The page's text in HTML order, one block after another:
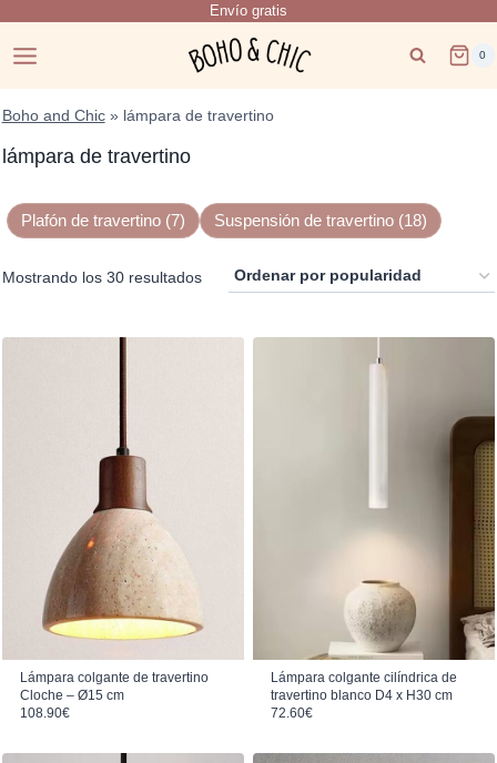
contenido
Envío gratis
0
Boho and Chic» lámpara de travertino
lámpara de travertino
Plafón de travertino (7) Suspensión de travertino (18)
Mostrando los 30 resultadosOrdenado
popularidad
Lámpara colgante de travertino
Cloche – Ø15 cm
108.90€
Lámpara colgante cilíndrica de
travertino blanco D4 x H30 cm
72.60€